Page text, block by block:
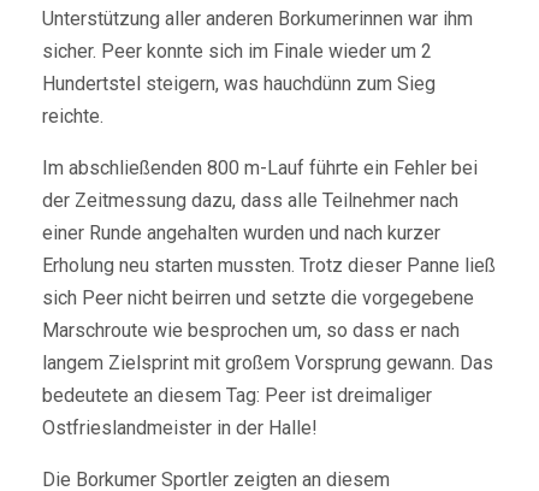
Unterstützung aller anderen Borkumerinnen war ihm
sicher. Peer konnte sich im Finale wieder um 2
Hundertstel steigern, was hauchdünn zum Sieg
reichte.
Im abschließenden 800 m-Lauf führte ein Fehler bei
der Zeitmessung dazu, dass alle Teilnehmer nach
einer Runde angehalten wurden und nach kurzer
Erholung neu starten mussten. Trotz dieser Panne ließ
sich Peer nicht beirren und setzte die vorgegebene
Marschroute wie besprochen um, so dass er nach
langem Zielsprint mit großem Vorsprung gewann. Das
bedeutete an diesem Tag: Peer ist dreimaliger
Ostfrieslandmeister in der Halle!
Die Borkumer Sportler zeigten an diesem